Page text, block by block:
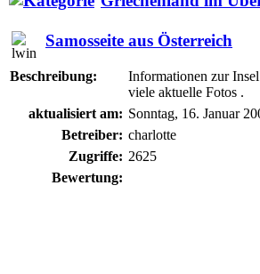
Samosseite aus Österreich
Beschreibung:
Informationen zur
viele aktuelle Fotos .
aktualisiert am: Sonntag, 16. Januar
Betreiber: charlotte
Zugriffe: 2625
Bewertung: